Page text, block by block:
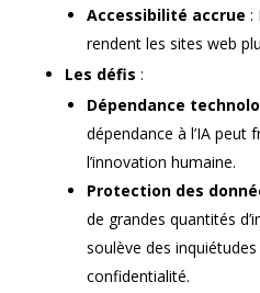
Accessibilité accrue :
rendent les sites web
Les défis :
Dépendance
dépendance à l’IA peut
l’innovation humaine.
Protection des
de grandes quantités
soulève des
confidentialité.